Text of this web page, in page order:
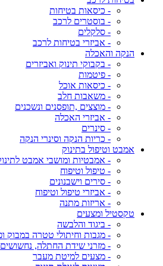
- כיסאות בטיחות
- בוסטרים לרכב
- סלקלים
- אביזרי בטיחות לרכב
הנקה והאכלה
- בקבוקי תינוק ואביזרים
- פיטמות
- כיסאות אוכל
- משאבות חלב
- מוצצים ,תופסנים ונשכנים
- אביזרי האכלה
- סינרים
- כריות הנקה וסינרי הנקה
אמבט וטיפול בתינוק
- אמבטיות ומושבי אמבט
- טיפול וטיפוח
- סירים וישבנונים
- אביזרי טיפול וטיפוח
- אריזות מתנה
טקסטיל ומצעים
- ביגוד והלבשה
- מגבות וחיתולי טטרה במבוק
- מזרני שידת החתלה,
- מצעים למיטת מעבר